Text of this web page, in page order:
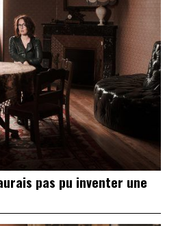
pas pu inventer une